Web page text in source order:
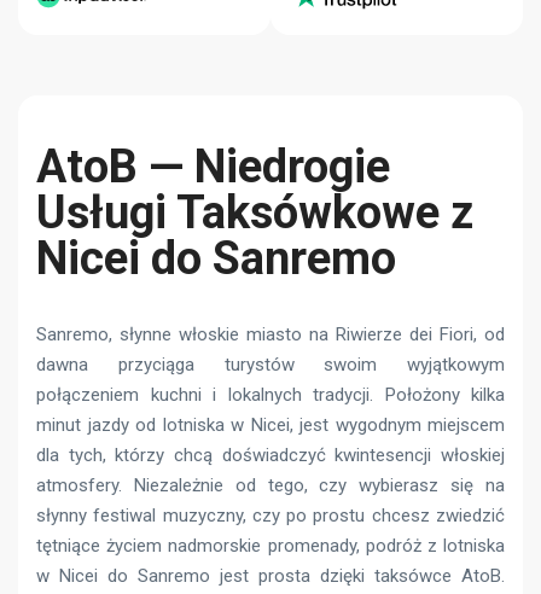
AtoB — Niedrogie
Usługi Taksówkowe z
Nicei do Sanremo
Sanremo, słynne włoskie miasto na Riwierze dei Fiori, od
dawna przyciąga turystów swoim wyjątkowym
połączeniem kuchni i lokalnych tradycji. Położony kilka
minut jazdy od lotniska w Nicei, jest wygodnym miejscem
dla tych, którzy chcą doświadczyć kwintesencji włoskiej
atmosfery. Niezależnie od tego, czy wybierasz się na
słynny festiwal muzyczny, czy po prostu chcesz zwiedzić
tętniące życiem nadmorskie promenady, podróż z lotniska
w Nicei do Sanremo jest prosta dzięki taksówce AtoB.